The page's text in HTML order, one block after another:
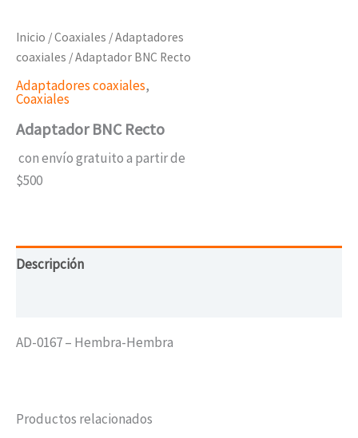
Inicio /Coaxiales /Adaptadores
coaxiales / Adaptador BNC Recto
Adaptadores coaxiales,
Coaxiales
Adaptador BNC Recto
con envío gratuito a partir de
$500
Descripción
AD-0167 – Hembra-Hembra
Productos relacionados